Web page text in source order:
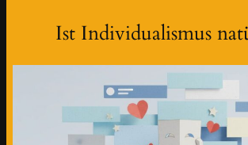
Ist Individualismus